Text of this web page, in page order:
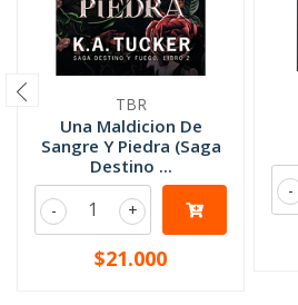
TBR
Una Maldicion De
Sangre Y Piedra (Saga
Destino ...
+
-
$21.000
-